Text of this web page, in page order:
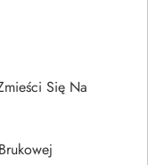
Się Na